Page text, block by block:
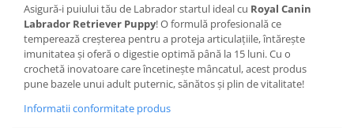
Asigură-i puiului tău de Labrador startul ideal cu Royal Canin
Labrador Retriever Puppy! O formulă profesională ce
temperează creșterea pentru a proteja articulațiile, întărește
imunitatea și oferă o digestie optimă până la 15 luni. Cu o
crochetă inovatoare care încetinește mâncatul, acest produs
pune bazele unui adult puternic, sănătos și plin de vitalitate!
Informatii conformitate produs